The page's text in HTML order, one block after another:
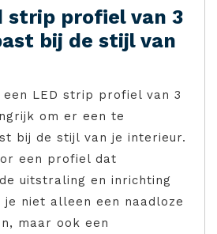
strip profiel van 3
bij de stijl van
een LED strip profiel van 3
om er een te
bij de stijl van je interieur.
een profiel dat
uitstraling en inrichting
je niet alleen een naadloze
maar ook een